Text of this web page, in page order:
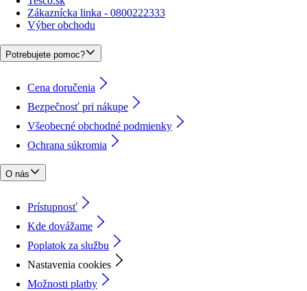
Zákaznícka linka - 0800222333
Výber obchodu
Potrebujete pomoc?
Cena doručenia
Bezpečnosť pri nákupe
Všeobecné obchodné podmienky
Ochrana súkromia
O nás
Prístupnosť
Kde dovážame
Poplatok za službu
Nastavenia cookies
Možnosti platby